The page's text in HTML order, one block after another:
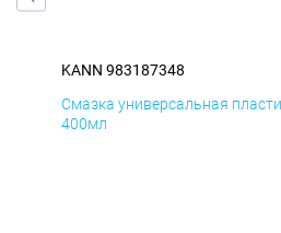
KANN 983187348
Смазка универсальная
400мл